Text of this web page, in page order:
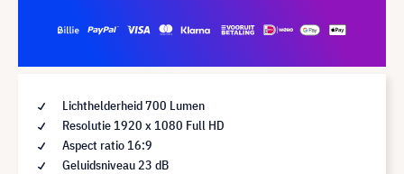
Lichthelderheid 700 Lumen
Resolutie 1920 x 1080 Full HD
Aspect ratio 16:9
Geluidsniveau 23 dB